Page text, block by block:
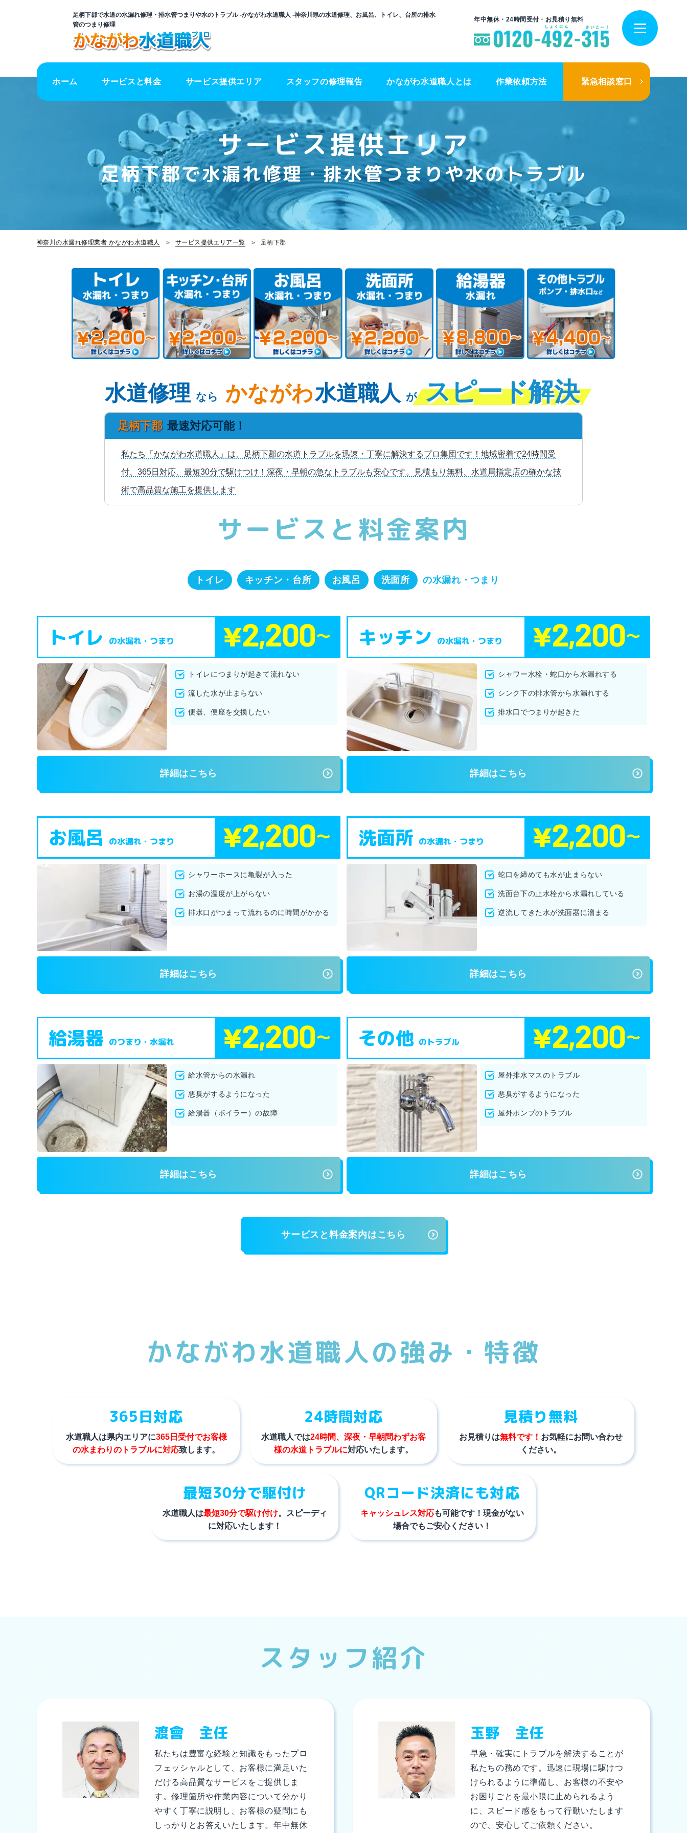
足柄下郡で水道の水漏れ修理・排水管つまりや水のトラブル -かながわ水道職人 -神奈川県の水道修理、お風呂、トイレ、台所の排水
管のつまり修理
年中無休・24時間受付・お見積り無料
ホーム サービスと料金 サービス提供エリア スタッフの修理報告 かながわ水道職人とは 作業依頼方法 緊急相談窓口
サービス提供エリア
足柄下郡で水漏れ修理・排水管つまりや水のトラブル
神奈川の水漏れ修理業者 かながわ水道職人 サービス提供エリア一覧 足柄下郡
水道修理 なら かながわ水道職人 が スピード解決
足柄下郡 最速対応可能！
私たち「かながわ水道職人」は、足柄下郡の水道トラブルを迅速・丁寧に解決するプロ集団です！地域密着で24時間受
付、365日対応、最短30分で駆けつけ！深夜・早朝の急なトラブルも安心です。見積もり無料、水道局指定店の確かな技
術で高品質な施工を提供します
サービスと料金案内
トイレ キッチン・台所 お風呂 洗面所 の水漏れ・つまり
トイレ の水漏れ・つまり
トイレにつまりが起きて流れない
流した水が止まらない
便器、便座を交換したい
詳細はこちら
キッチン の水漏れ・つまり
シャワー水栓・蛇口から水漏れする
シンク下の排水管から水漏れする
排水口でつまりが起きた
詳細はこちら
お風呂 の水漏れ・つまり
シャワーホースに亀裂が入った
お湯の温度が上がらない
排水口がつまって流れるのに時間がかかる
詳細はこちら
洗面所 の水漏れ・つまり
蛇口を締めても水が止まらない
洗面台下の止水栓から水漏れしている
逆流してきた水が洗面器に溜まる
詳細はこちら
給湯器 のつまり・水漏れ
給水管からの水漏れ
悪臭がするようになった
給湯器（ボイラー）の故障
詳細はこちら
その他 のトラブル
屋外排水マスのトラブル
悪臭がするようになった
屋外ポンプのトラブル
詳細はこちら
サービスと料金案内はこちら
かながわ水道職人の強み・特徴
365日対応
水道職人は県内エリアに365日受付でお客様
の水まわりのトラブルに対応致します。
24時間対応
水道職人では24時間、深夜・早朝問わずお客
様の水道トラブルに対応いたします。
見積り無料
お見積りは無料です！ お気軽にお問い合わせ
ください。
最短30分で駆付け
水道職人は最短30分で駆け付け。スピーディ
に対応いたします！
QRコード決済にも対応
キャッシュレス対応も可能です！現金がない
場合でもご安心ください！
スタッフ紹介
渡會 主任
私たちは豊富な経験と知識をもったプロ
フェッシャルとして、お客様に満足いた
だける高品質なサービスをご提供しま
す。修理箇所や作業内容について分かり
やすく丁寧に説明し、お客様の疑問にも
しっかりとお答えいたします。年中無休
玉野 主任
早急・確実にトラブルを解決することが
私たちの務めです。迅速に現場に駆けつ
けられるように準備し、お客様の不安や
お困りごとを最小限に止められるよう
に、スピード感をもって行動いたします
ので、安心してご依頼ください。